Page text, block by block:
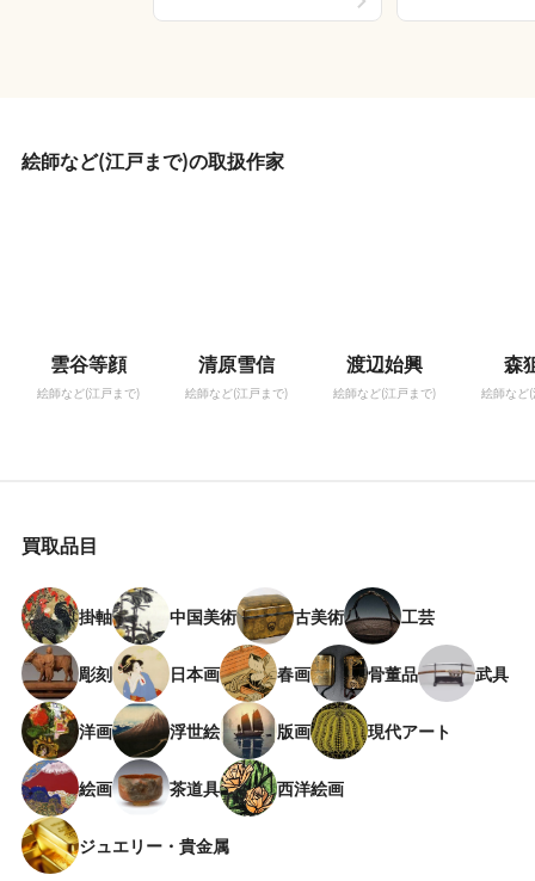
絵師など(江戸まで)の取扱作家
雲谷等顔
絵師など(江戸まで)
清原雪信
絵師など(江戸まで)
渡辺始興
絵師など(江戸まで)
森
絵師など
買取品目
掛軸 中国美術 古美術 工芸
彫刻 日本画 春画 骨董品 武具
洋画 浮世絵 版画 現代アート
絵画 茶道具 西洋絵画
ジュエリー・貴金属